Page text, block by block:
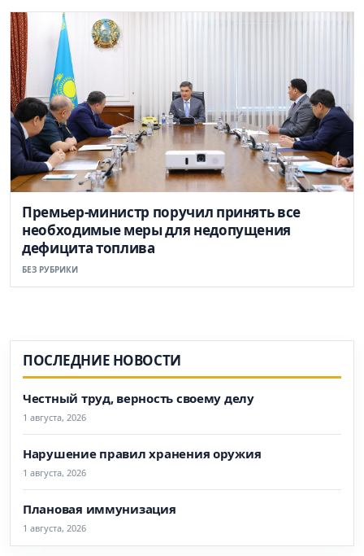
Премьер-министр поручил принять все
необходимые меры для недопущения
дефицита топлива
БЕЗ РУБРИКИ
ПОСЛЕДНИЕ НОВОСТИ
Честный труд, верность своему делу
1 августа, 2026
Нарушение правил хранения оружия
1 августа, 2026
Плановая иммунизация
1 августа, 2026